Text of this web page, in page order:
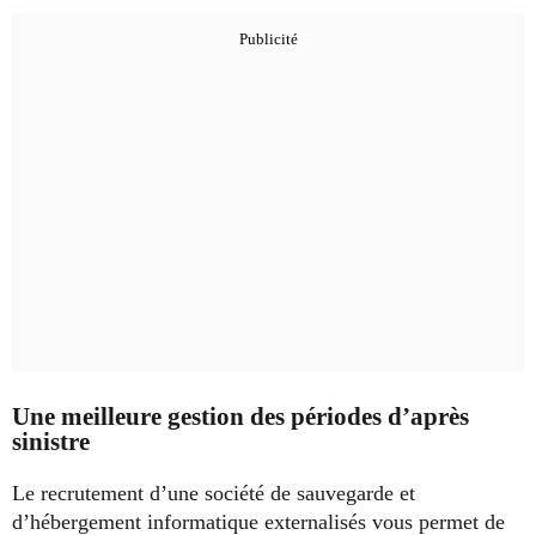
Une meilleure gestion des périodes d’après
sinistre
Le recrutement d’une société de sauvegarde et
d’hébergement informatique externalisés vous permet de